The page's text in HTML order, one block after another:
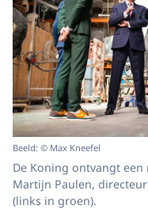
Beeld: © Max Kneefel
De Koning ontvangt
Martijn Paulen,
(links in groen).